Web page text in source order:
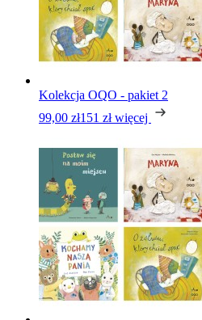
Kolekcja OQO - pakiet 2
99,00 zł151 zł więcej